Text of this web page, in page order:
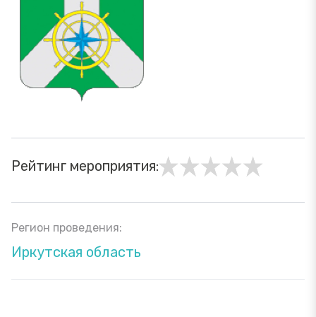
Рейтинг мероприятия:
Регион проведения:
Иркутская область